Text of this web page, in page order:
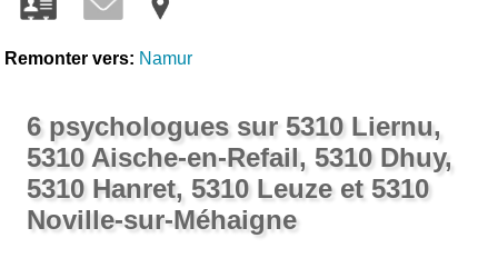
Remonter vers: Namur
6 psychologues sur 5310 Liernu,
5310 Aische-en-Refail, 5310 Dhuy,
5310 Hanret, 5310 Leuze et 5310
Noville-sur-Méhaigne